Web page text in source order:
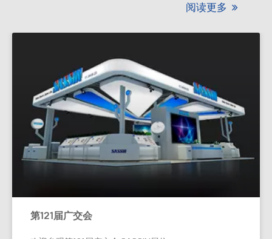
阅读更多 
第121届广交会